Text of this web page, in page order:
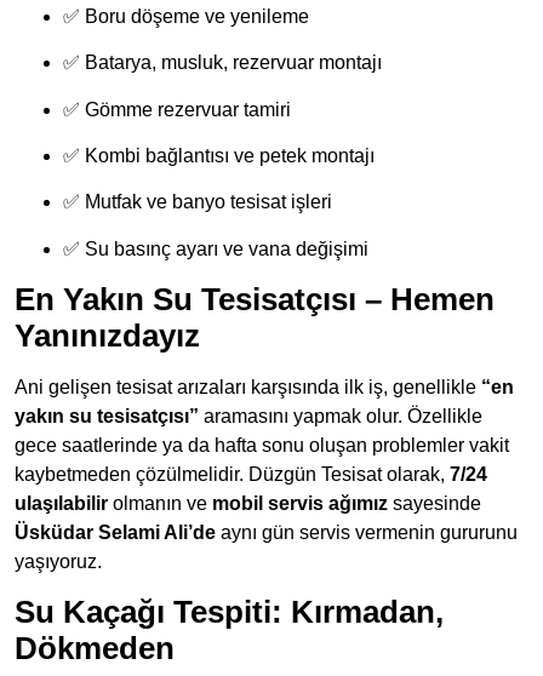
✅ Boru döşeme ve yenileme
✅ Batarya, musluk, rezervuar montajı
✅ Gömme rezervuar tamiri
✅ Kombi bağlantısı ve petek montajı
✅ Mutfak ve banyo tesisat işleri
✅ Su basınç ayarı ve vana değişimi
En Yakın Su Tesisatçısı – Hemen
Yanınızdayız
Ani gelişen tesisat arızaları karşısında ilk iş, genellikle “en
yakın su tesisatçısı” aramasını yapmak olur. Özellikle
gece saatlerinde ya da hafta sonu oluşan problemler vakit
kaybetmeden çözülmelidir. Düzgün Tesisat olarak, 7/24
ulaşılabilir olmanın ve mobil servis ağımız sayesinde
Üsküdar Selami Ali’de aynı gün servis vermenin gururunu
yaşıyoruz.
Su Kaçağı Tespiti: Kırmadan,
Dökmeden